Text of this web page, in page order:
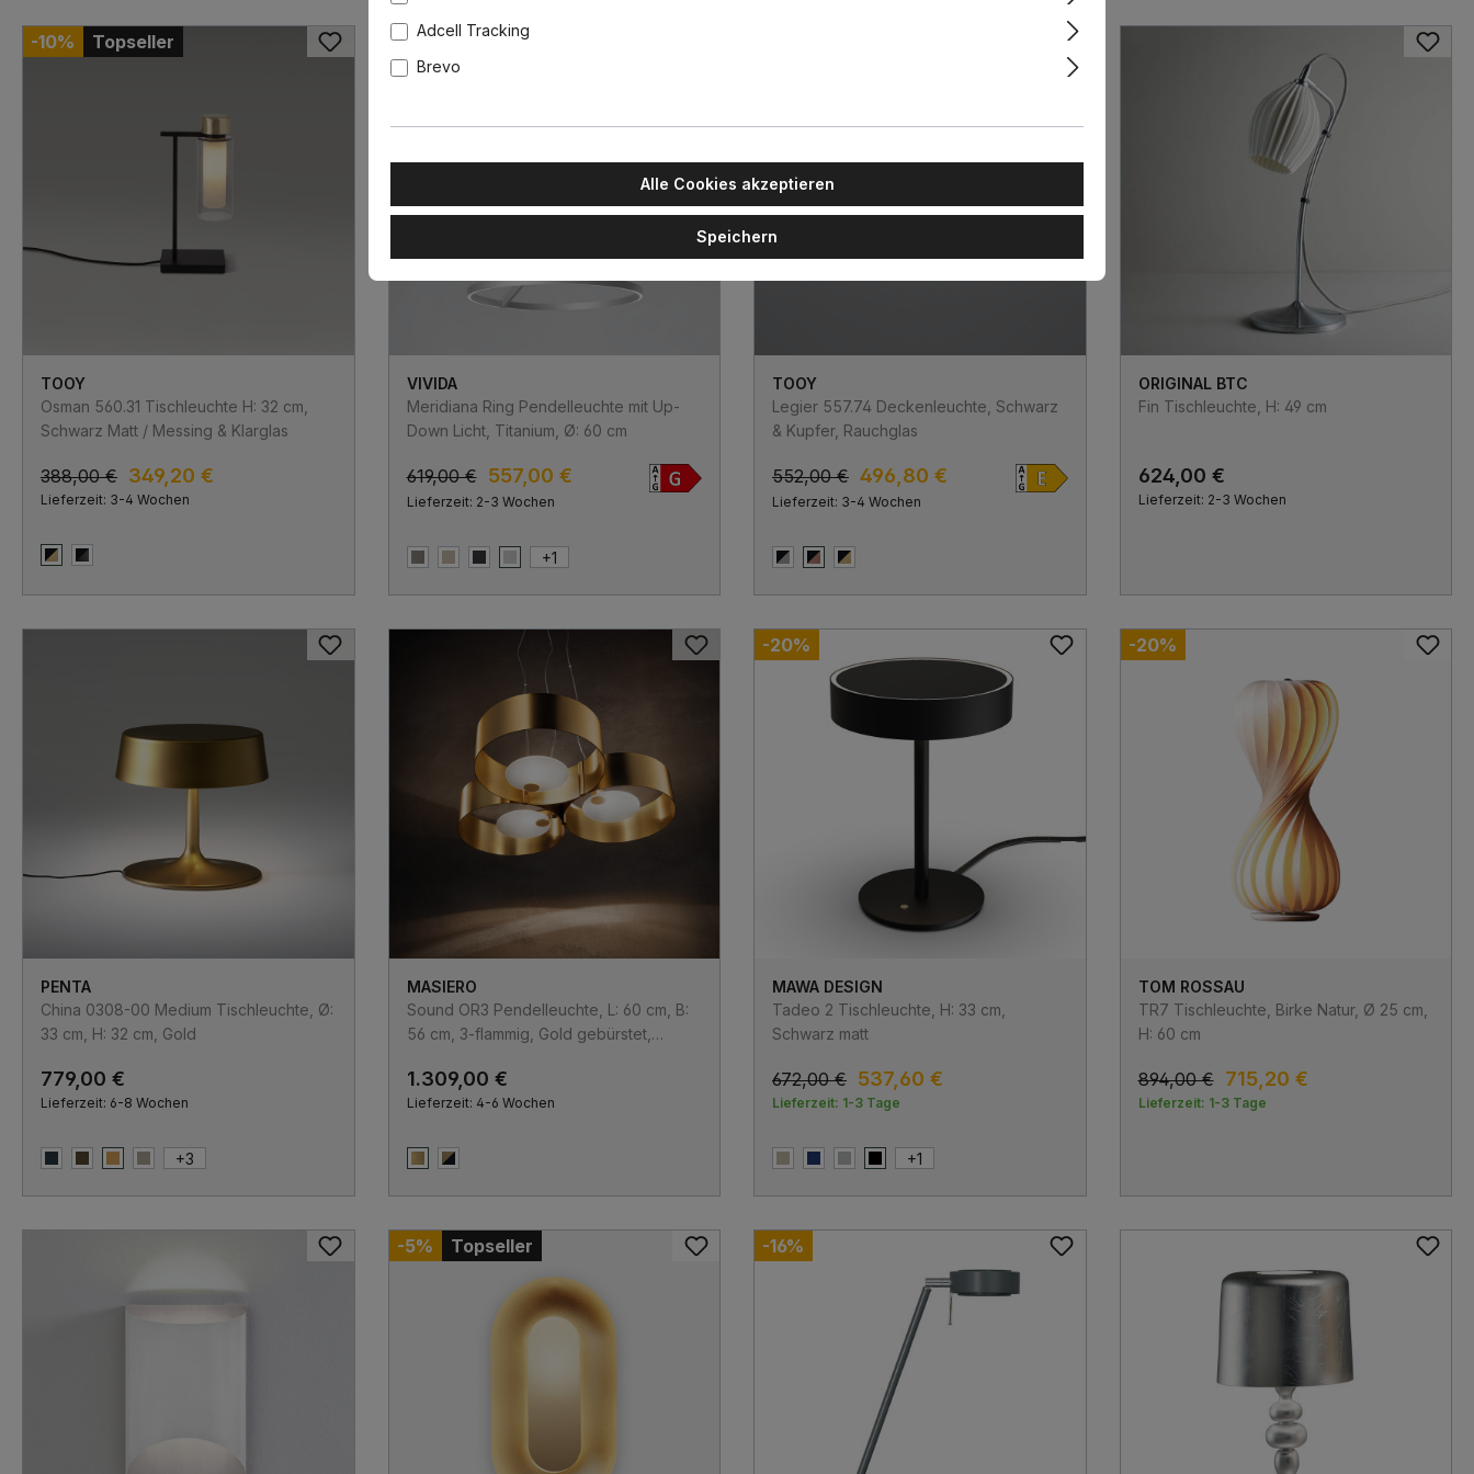
-10% Topseller
TOOY
Osman 560.31 Tischleuchte H: 32 cm,
Schwarz Matt / Messing & Klarglas
388,00 € 349,20 €
Lieferzeit: 3-4 Wochen
Schwarz Matt / Messing & Klarglas
Schwarz Matt / Schwarz Chrom & Rauchglas
-10%
VIVIDA
Meridiana Ring Pendelleuchte mit Up-
Down Licht, Titanium, Ø: 60 cm
619,00 € 557,00 €
Lieferzeit: 2-3 Wochen
BronzeSandSchwarzTitanium
+1
TOOY
Legier 557.74 Deckenleuchte, Schwarz
& Kupfer, Rauchglas
552,00 € 496,80 €
Lieferzeit: 3-4 Wochen
Schwarz & Hellgrau
Schwarz & Kupfer
Schwarz & Messing
ORIGINAL BTC
Fin Tischleuchte, H: 49 cm
624,00 €
Lieferzeit: 2-3 Wochen
PENTA
China 0308-00 Medium Tischleuchte, Ø:
33 cm, H: 32 cm, Gold
779,00 €
Lieferzeit: 6-8 Wochen
BlauBronze
GoldMaron
+3
MASIERO
Sound OR3 Pendelleuchte, L: 60 cm, B:
56 cm, 3-flammig, Gold gebürstet,
1.309,00 €
Lieferzeit: 4-6 Wochen
Gold gebürstet
Messing gebürstet & Schwarz matt
-20%
MAWA DESIGN
Tadeo 2 Tischleuchte, H: 33 cm,
Schwarz matt
672,00 € 537,60 €
Lieferzeit: 1-3 Tage
BeigeBlauGrauSchwarz matt
+1
-20%
TOM ROSSAU
TR7 Tischleuchte, Birke Natur, Ø 25 cm,
H: 60 cm
894,00 € 715,20 €
Lieferzeit: 1-3 Tage
-5% Topseller -16%
Adcell Tracking
Brevo
Alle Cookies akzeptieren
Speichern